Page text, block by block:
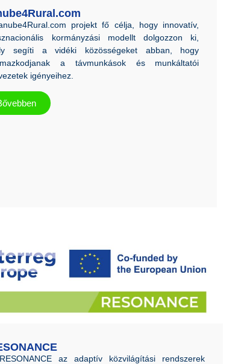
projekt fő célja, hogy innovatív,
kormányzási modellt dolgozzon ki,
segíti a vidéki közösségeket abban, hogy
a távmunkások és munkáltatói
igényeihez.
az adaptív közvilágítási rendszerek